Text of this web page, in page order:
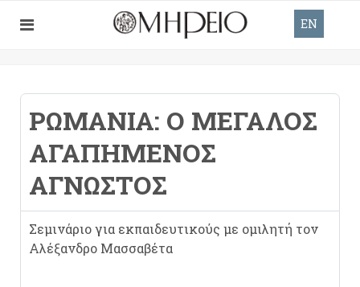
EN
ΡΩΜΑΝΊΑ: Ο ΜΕΓΆΛΟΣ
ΑΓΑΠΗΜΈΝΟΣ
ΆΓΝΩΣΤΟΣ
Σεμινάριο για εκπαιδευτικούς με ομιλητή τον
Αλέξανδρο Μασσαβέτα